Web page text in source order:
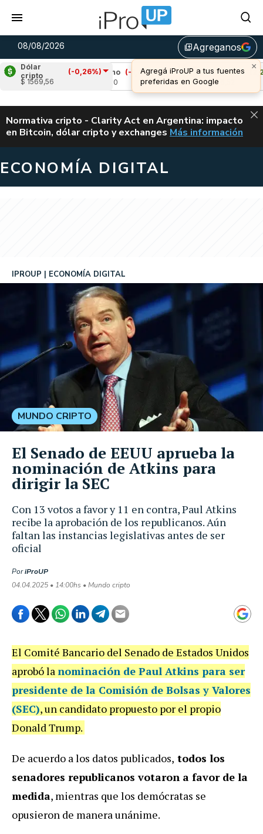
08/08/2026 library_addAgreganos
×
Agregá iProUP a tus fuentes
preferidas en Google
Dólar
cripto
(-0,26%)
$ 1569,56
Cardano (-1,44%)
Avalanche (2,29%)
u$s 6,52
ALERTA
Normativa cripto - Clarity Act en Argentina: impacto
en Bitcoin, dólar cripto y exchanges CLARITY ACT EN
Más información
ECONOMÍA DIGITAL
Con 13 votos a favor y 11 en contra, Paul Atkins
recibe la aprobación de los republicanos. Aún
faltan las instancias legislativas antes de ser
oficial
IPROUP ECONOMÍA DIGITAL
PoriProUP
04.04.2025 • 14:00hs • Mundo cripto
MUNDO CRIPTO
El Senado de EEUU aprueba la
nominación de Atkins para
dirigir la SEC
El Comité Bancario del Senado de Estados Unidos
aprobó lanominación de Paul Atkins para ser
presidente de la Comisión de Bolsas y Valores
(SEC), un candidato propuesto por el propio
Donald Trump.
De acuerdo a los datos publicados, todos los
senadores republicanos votaron a favor de la
medida, mientras que los demócratas se
opusieron de manera unánime.